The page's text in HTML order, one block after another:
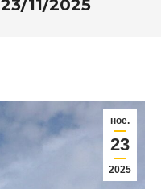
23/11/2025
ное.
23
2025